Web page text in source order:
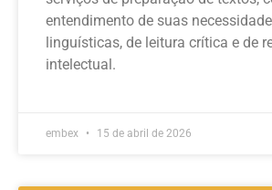
entendimento de suas
linguísticas, de leitura crítica e de
intelectual.
embex 15 de abril de 2026